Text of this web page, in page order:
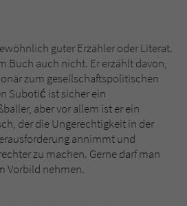
guter Erzähler oder Literat.
Buch auch nicht. Er erzählt davon,
zum gesellschaftspolitischen
Subotić ist sicher ein
aber vor allem ist er ein
der die Ungerechtigkeit in der
annimmt und
zu machen. Gerne darf man
Vorbild nehmen.